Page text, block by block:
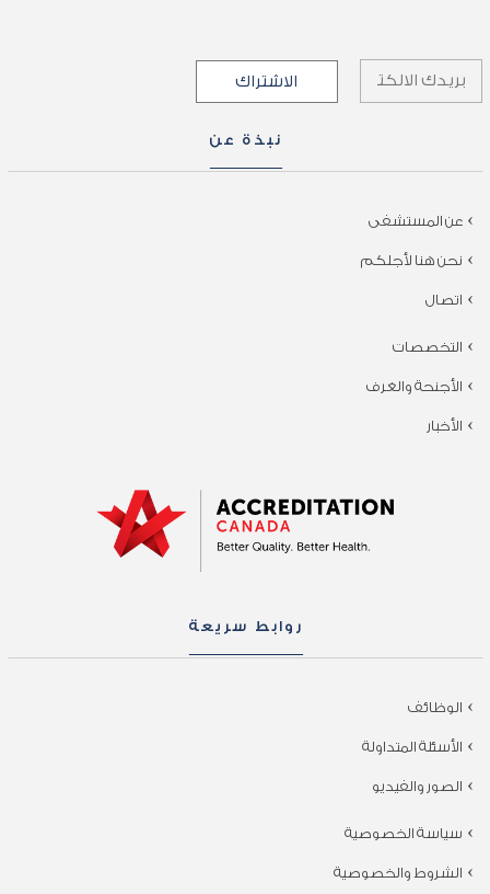
نبذة عن
عن المستشفى
نحن هنا لأجلكم
اتصال
التخصصات
الأجنحة والغرف
الأخبار
روابط سريعة
الوظائف
الأسئلة المتداولة
الصور والفيديو
سياسة الخصوصية
الشروط والخصوصية